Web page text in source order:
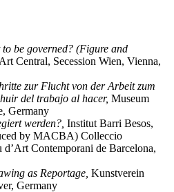
be governed? (Figure and
Central, Secession Wien, Vienna,
zur Flucht von der Arbeit zum
del trabajo al hacer, Museum
Germany
werden?, Institut Barri Besos,
by MACBA) Colleccio
Contemporani de Barcelona,
as Reportage, Kunstverein
Germany